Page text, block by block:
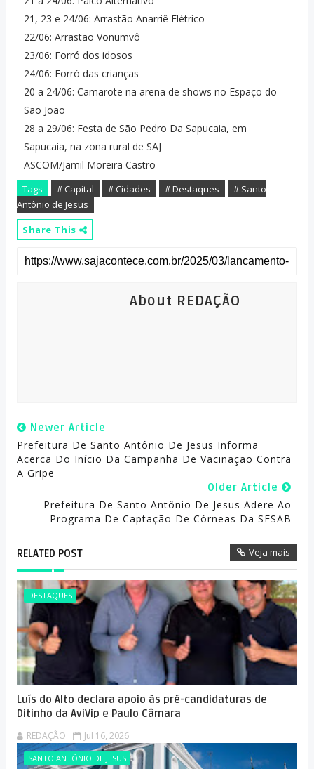
21, 23 e 24/06: Arrastão Anarriê Elétrico
22/06: Arrastão Vonumvô
23/06: Forró dos idosos
24/06: Forró das crianças
20 a 24/06: Camarote na arena de shows no Espaço do
São João
28 a 29/06: Festa de São Pedro Da Sapucaia, em
Sapucaia, na zona rural de SAJ
ASCOM/Jamil Moreira Castro
Tags # Capital # Cidades # Destaques
# Santo
Antônio de Jesus
Share This
About REDAÇÃO
Newer Article
Prefeitura De Santo Antônio De Jesus Informa
Acerca Do Início Da Campanha De Vacinação Contra
A Gripe
Older Article
Prefeitura De Santo Antônio De Jesus Adere Ao
Programa De Captação De Córneas Da SESAB
RELATED POST Veja mais
DESTAQUES
Luís do Alto declara apoio às pré-candidaturas de
Ditinho da AviVip e Paulo Câmara
REDAÇÃO Jul 16, 2026
SANTO ANTÔNIO DE JESUS